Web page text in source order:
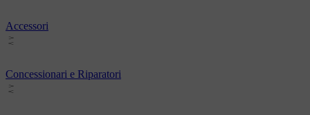
Accessori
Concessionari e Riparatori